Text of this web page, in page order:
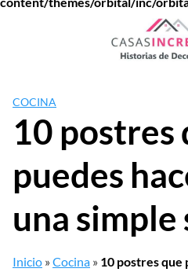
COCINA
10 postres
puedes
una simple
Inicio »Cocina » 10 postres que